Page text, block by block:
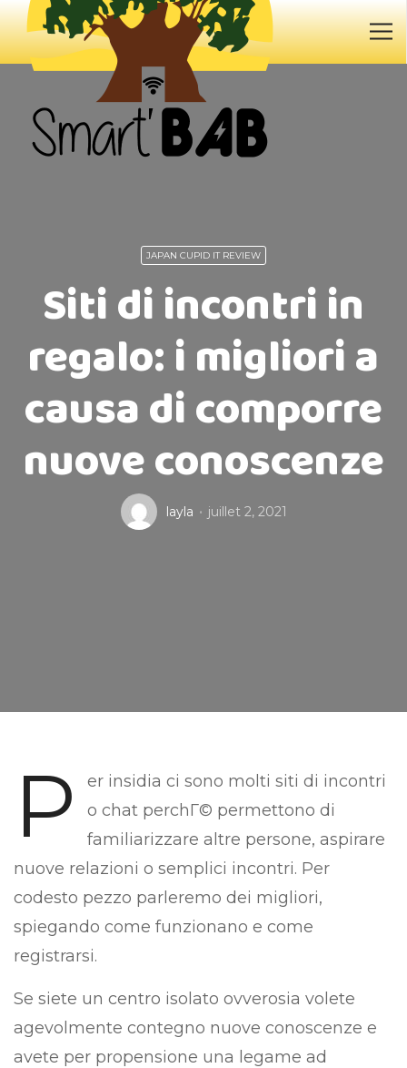
JAPAN CUPID IT REVIEW
Siti di incontri in
regalo: i migliori a
causa di comporre
nuove conoscenze
layla juillet 2, 2021
P
er insidia ci sono molti siti di incontri
o chat perchГ© permettono di
familiarizzare altre persone, aspirare
nuove relazioni o semplici incontri. Per
codesto pezzo parleremo dei migliori,
spiegando come funzionano e come
registrarsi.
Se siete un centro isolato ovverosia volete
agevolmente contegno nuove conoscenze e
avete per propensione una legame ad